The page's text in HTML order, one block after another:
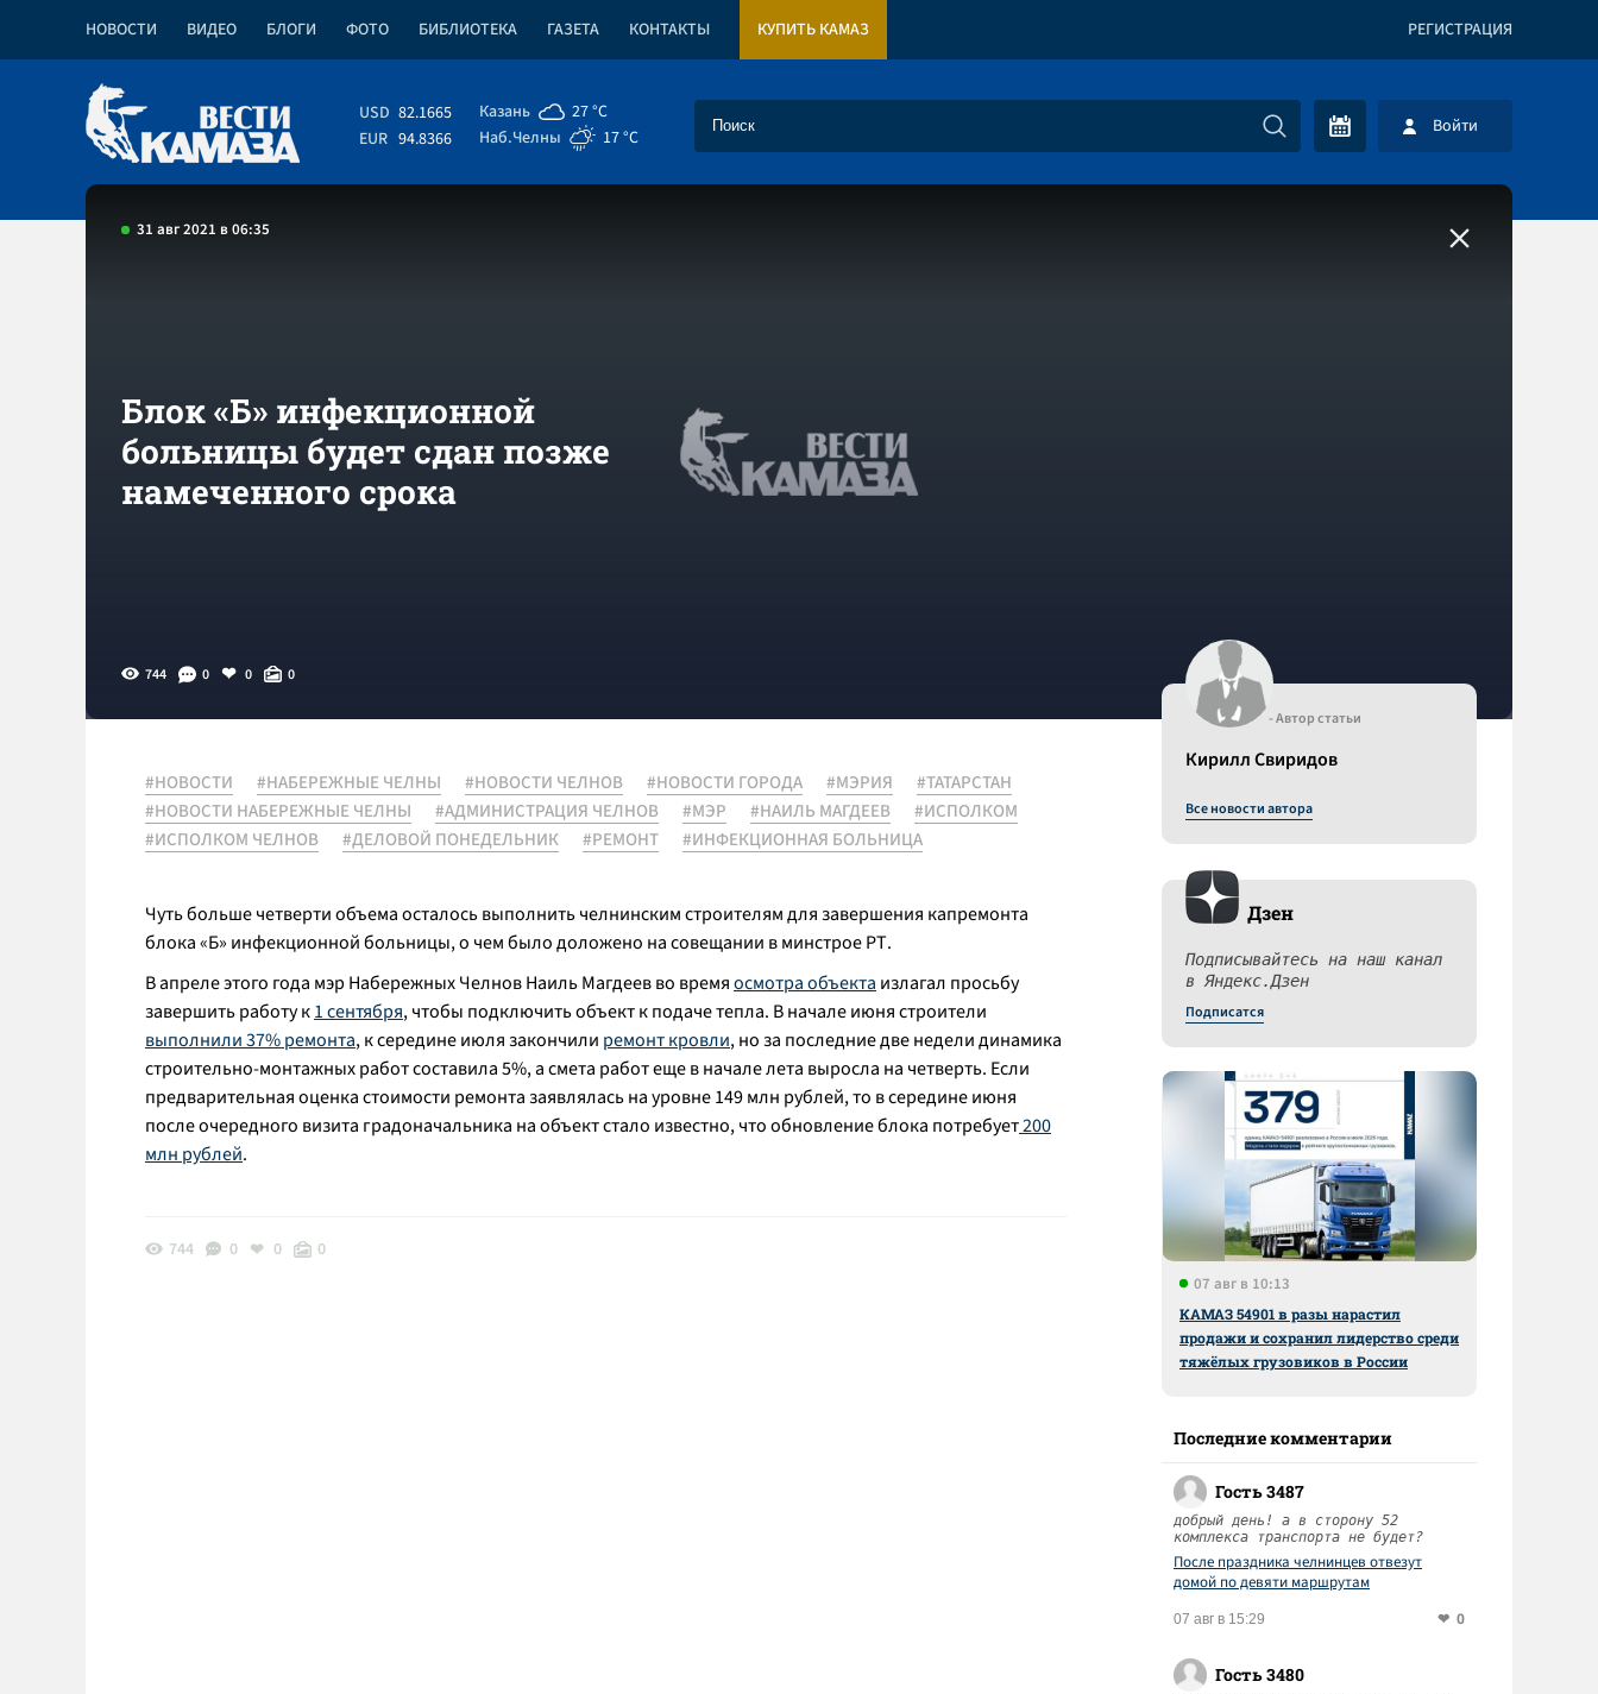
НОВОСТИ ВИДЕО БЛОГИ ФОТО БИБЛИОТЕКА ГАЗЕТА КОНТАКТЫ КУПИТЬ КАМАЗ РЕГИСТРАЦИЯ
USD 82.1665
EUR 94.8366
Казань
27 °C
Наб.Челны
17 °C Войти
31 авг 2021 в 06:35
Блок «Б» инфекционной
больницы будет сдан позже
намеченного срока
744 0 0 0
#НОВОСТИ #НАБЕРЕЖНЫЕ ЧЕЛНЫ #НОВОСТИ ЧЕЛНОВ #НОВОСТИ ГОРОДА #МЭРИЯ
#ТАТАРСТАН
#НОВОСТИ НАБЕРЕЖНЫЕ ЧЕЛНЫ
#АДМИНИСТРАЦИЯ ЧЕЛНОВ #МЭР #НАИЛЬ МАГДЕЕВ
#ИСПОЛКОМ
#ИСПОЛКОМ ЧЕЛНОВ
#ДЕЛОВОЙ ПОНЕДЕЛЬНИК #РЕМОНТ #ИНФЕКЦИОННАЯ БОЛЬНИЦА
Чуть больше четверти объема осталось выполнить челнинским строителям для завершения капремонта
блока «Б» инфекционной больницы, о чем было доложено на совещании в минстрое РТ.
В апреле этого года мэр Набережных Челнов Наиль Магдеев во времяосмотра объекта излагал просьбу
завершить работу к1 сентября, чтобы подключить объект к подаче тепла. В начале июня строители
выполнили 37% ремонта, к середине июля закончили ремонт кровли, но за последние две недели динамика
строительно-монтажных работ составила 5%, а смета работ еще в начале лета выросла на четверть. Если
предварительная оценка стоимости ремонта заявлялась на уровне 149 млн рублей, то в середине июня
после очередного визита градоначальника на объект стало известно, что обновление блока потребует200
млн рублей.
744 0 0 0
- Автор статьи
Кирилл Свиридов
Все новости автора
Дзен
Подписывайтесь на наш канал
в Яндекс.Дзен
Подписатся
07 авг в 10:13
КАМАЗ 54901 в разы нарастил
продажи и сохранил лидерство среди
тяжёлых грузовиков в России
Последние комментарии
Гость 3487
добрый день! а в сторону 52
комплекса транспорта не будет?
После праздника челнинцев отвезут
домой по девяти маршрутам
07 авг в 15:29 0
Гость 3480